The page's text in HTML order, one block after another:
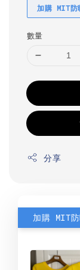
加購 MIT防
數量
分享